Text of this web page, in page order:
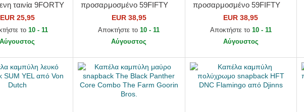
ταινία 9FORTY
από New
MLB από
EUR 25,95
το10 - 11
Αύγουστος
προσαρμοσμένο 59FIFTY
Essential από New York
Yankees MLB από New Era
EUR 38,95
Αποκτήστε το10 - 11
Αύγουστος
προσαρμοσμένο 59FIFTY
Essential από Los Angeles
Dodgers MLB από New Era
EUR 38,95
Αποκτήστε το 10 - 11
Αύγουστος